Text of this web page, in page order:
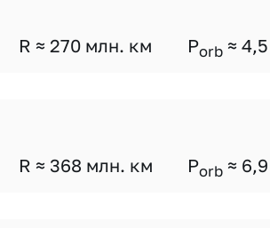
R ≈ 270 млн. км Porb ≈ 4,5
R ≈ 368 млн. км Porb ≈ 6,9